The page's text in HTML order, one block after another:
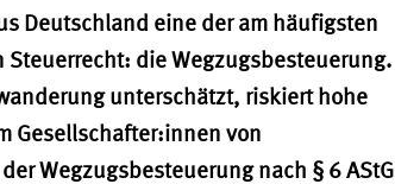
Deutschland eine der am häufigsten
die Wegzugsbesteuerung.
unterschätzt, riskiert hohe
Gesellschafter:innen von
Wegzugsbesteuerung nach § 6 AStG